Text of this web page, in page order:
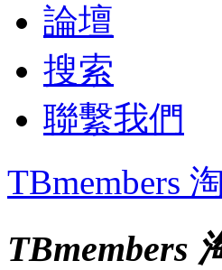
論壇
搜索
聯繫我們
TBmembers
TBmembers